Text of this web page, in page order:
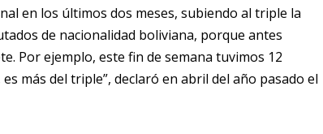
en los últimos dos meses, subiendo al triple la
de nacionalidad boliviana, porque antes
Por ejemplo, este fin de semana tuvimos 12
más del triple”, declaró en abril del año pasado el